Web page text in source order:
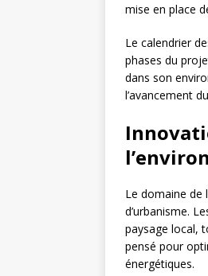
mise en place
Le calendrier
phases du
dans son
l’avancement
Le domaine de
d’urbanisme.
paysage local,
pensé pour
énergétiques.